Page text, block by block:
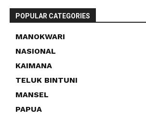
POPULAR CATEGORIES
MANOKWARI
NASIONAL
KAIMANA
TELUK BINTUNI
MANSEL
PAPUA